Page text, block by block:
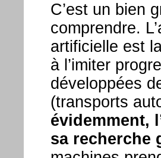
C’est un bien
comprendre.
artificielle est
à l’imiter
développées
(transports
évidemment,
sa recherche